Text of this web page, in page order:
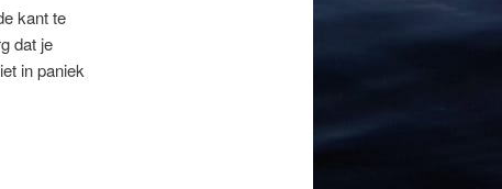
kant te
dat je
in paniek